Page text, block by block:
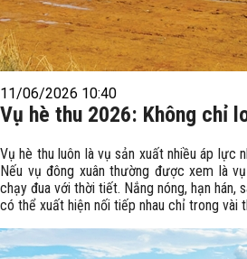
11/06/2026 10:40
Vụ hè thu 2026: Không chỉ
Vụ hè thu luôn là vụ sản xuất nhiều áp lực
Nếu vụ đông xuân thường được xem là
chạy đua với thời tiết. Nắng nóng, hạn hán,
có thể xuất hiện nối tiếp nhau chỉ trong vài